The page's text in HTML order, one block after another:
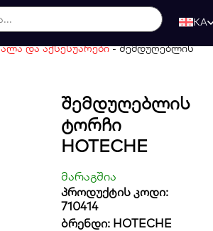
KA
და აქსესუარები-შემდუღებლის
Შემდუღებლის
Ტორჩი
HOTECHE
მარაგშია
პროდუქტის კოდი:
710414
ბრენდი: HOTECHE